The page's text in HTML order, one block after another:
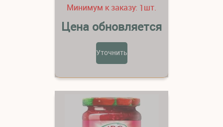
Минимум к заказу: 1шт.
Цена обновляется
Уточнить